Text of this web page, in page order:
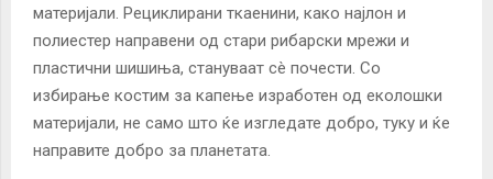
материјали. Рециклирани ткаенини, како најлон и
полиестер направени од стари рибарски мрежи и
пластични шишиња, стануваат сè почести. Со
избирање костим за капење изработен од еколошки
материјали, не само што ќе изгледате добро, туку и ќе
направите добро за планетата.